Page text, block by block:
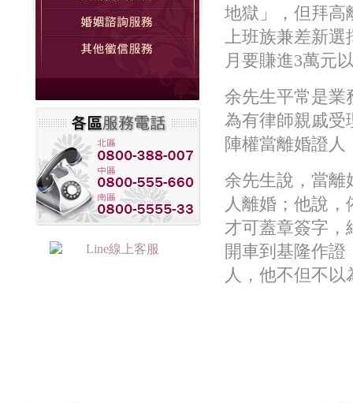
地獄」，但拜高
上班族兼差新選
月要賺進3萬元
余先生平常是業
為有律師親戚受
陣權當離婚證人
余先生說，當離
人離婚；他說
才可蓋章簽字，
開車到基隆作
人，他不但不